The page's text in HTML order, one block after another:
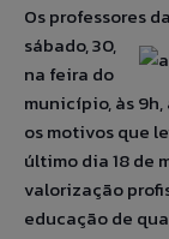
Os professores
sábado, 30,
na feira do
município, às
os motivos que
último dia 18 de
valorização
educação de